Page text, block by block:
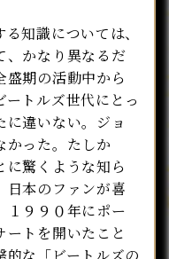
知識については、
、かなり異なるだ
盛期の活動中から
トルズ世代にとっ
違いない。ジョ
かった。たしか
に驚くような知ら
日本のファンが喜
１９９０年にポー
トを開いたこと